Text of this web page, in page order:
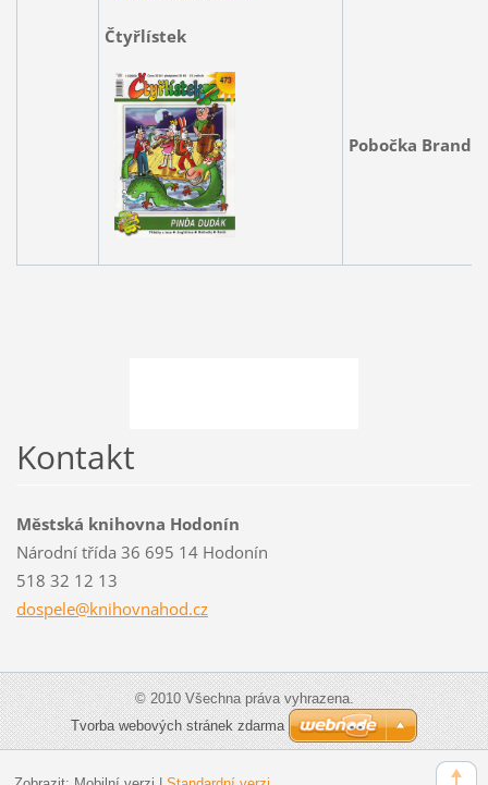
Čtyřlístek
Pobočka
Kontakt
Městská knihovna Hodonín
Národní třída 36 695 14 Hodonín
518 32 12 13
dospele@knihovnahod.cz
© 2010 Všechna práva vyhrazena.
Tvorba webových stránek zdarma